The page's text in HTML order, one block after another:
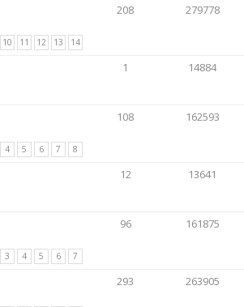
10 11 12 13 14
208 279778
1 14884
4 5 6 7 8
108 162593
12 13641
3 4 5 6 7
96 161875
293 263905